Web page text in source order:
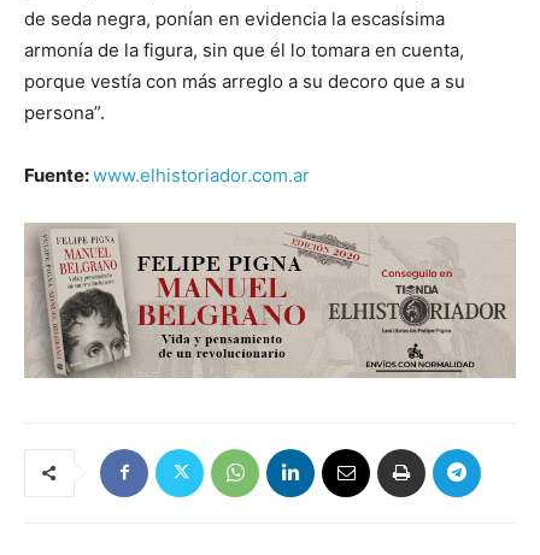
de seda negra, ponían en evidencia la escasísima
armonía de la figura, sin que él lo tomara en cuenta,
porque vestía con más arreglo a su decoro que a su
persona”.
Fuente:www.elhistoriador.com.ar